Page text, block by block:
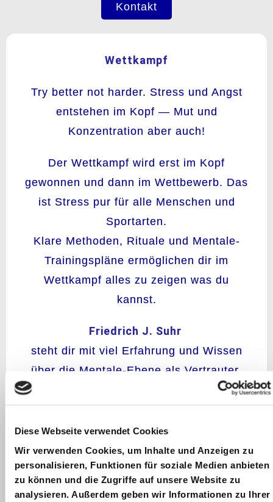
Diese Webseite verwendet Cookies
Wir verwenden Cookies, um Inhalte und Anzeigen zu
personalisieren, Funktionen für soziale Medien anbieten
zu können und die Zugriffe auf unsere Website zu
analysieren. Außerdem geben wir Informationen zu Ihrer
Kontakt
Wettkampf
Try better not harder. Stress und Angst
entstehen im Kopf — Mut und
Konzentration aber auch!
Der Wettkampf wird erst im Kopf
gewonnen und dann im Wettbewerb. Das
ist Stress pur für alle Menschen und
Sportarten.
Klare Methoden, Rituale und Mentale-
Trainingspläne ermöglichen dir im
Wettkampf alles zu zeigen was du
kannst.
Friedrich J. Suhr
steht dir mit viel Erfahrung und Wissen
über die Mentale-Ebene als Vertrauter,
Mentor und Impulsgeber zur Seite.
verschiedensten Sportarten, zu
Deutschen, Europäischen und zu
Weltmeisterschaften geführt.